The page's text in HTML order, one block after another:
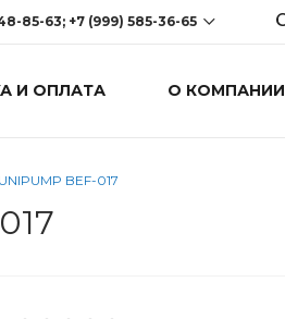
85-63; +7 (999) 585-36-65
63; +7 (999) 585-36-65
И ОПЛАТА О КОМПАНИИ
BEF-017